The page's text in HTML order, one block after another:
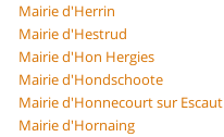
Mairie d'Herrin
Mairie d'Hestrud
Mairie d'Hon Hergies
Mairie d'Hondschoote
Mairie d'Honnecourt sur Escaut
Mairie d'Hornaing